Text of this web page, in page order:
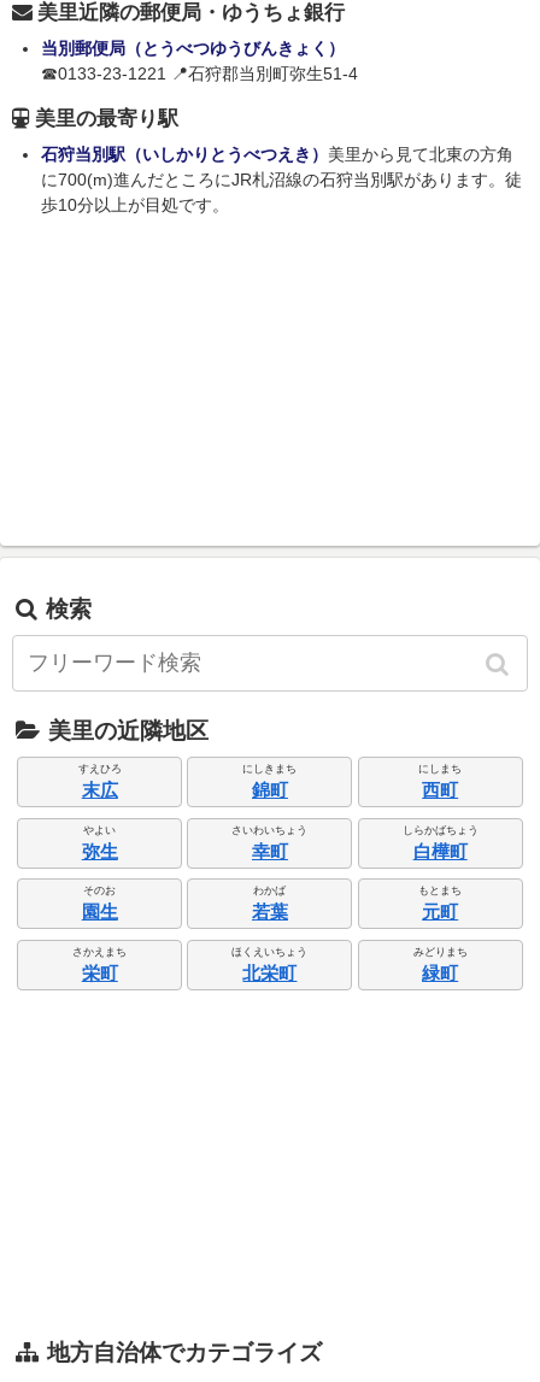
美里近隣の郵便局・ゆうちょ銀行
当別郵便局（とうべつゆうびんきょく）
☎0133-23-1221 📍石狩郡当別町弥生51-4
美里の最寄り駅
石狩当別駅（いしかりとうべつえき） 美里から見て北東の方角
に700(m)進んだところにJR札沼線の石狩当別駅があります。徒
歩10分以上が目処です。
検索
美里の近隣地区
すえひろ
末広
にしきまち
錦町
にしまち
西町
やよい
弥生
さいわいちょう
幸町
しらかばちょう
白樺町
そのお
園生
わかば
若葉
もとまち
元町
さかえまち
栄町
ほくえいちょう
北栄町
みどりまち
緑町
地方自治体でカテゴライズ